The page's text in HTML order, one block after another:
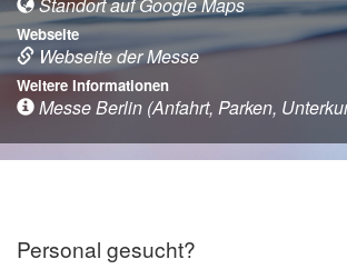
Webseite
Webseite der Messe
Weitere Informationen
Messe Berlin (Anfahrt, Parken,
Personal gesucht?